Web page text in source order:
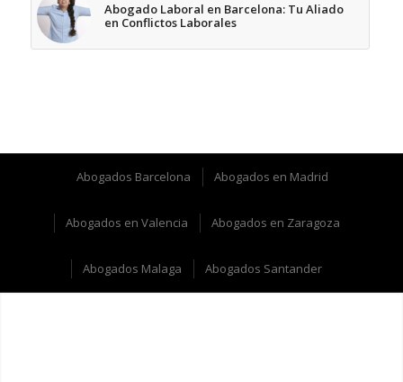
Abogado Laboral en Barcelona: Tu Aliado
en Conflictos Laborales
Abogados Barcelona Abogados en Madrid
Abogados en Valencia Abogados en Zaragoza
Abogados Malaga Abogados Santander